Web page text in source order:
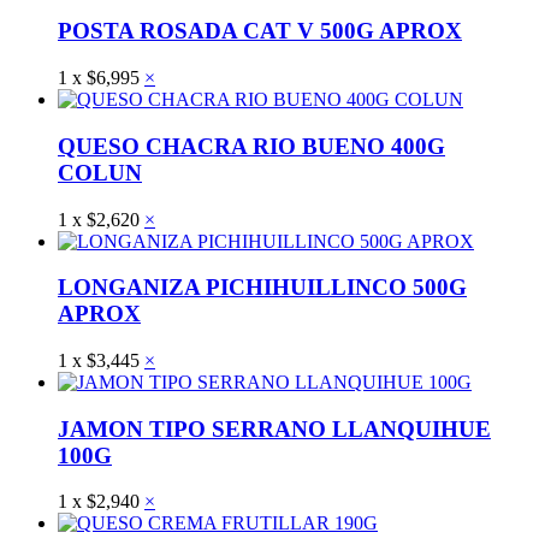
POSTA ROSADA CAT V 500G APROX
1 x $6,995 ×
QUESO CHACRA RIO BUENO 400G
COLUN
1 x $2,620 ×
LONGANIZA PICHIHUILLINCO 500G
APROX
1 x $3,445 ×
JAMON TIPO SERRANO LLANQUIHUE
100G
1 x $2,940 ×